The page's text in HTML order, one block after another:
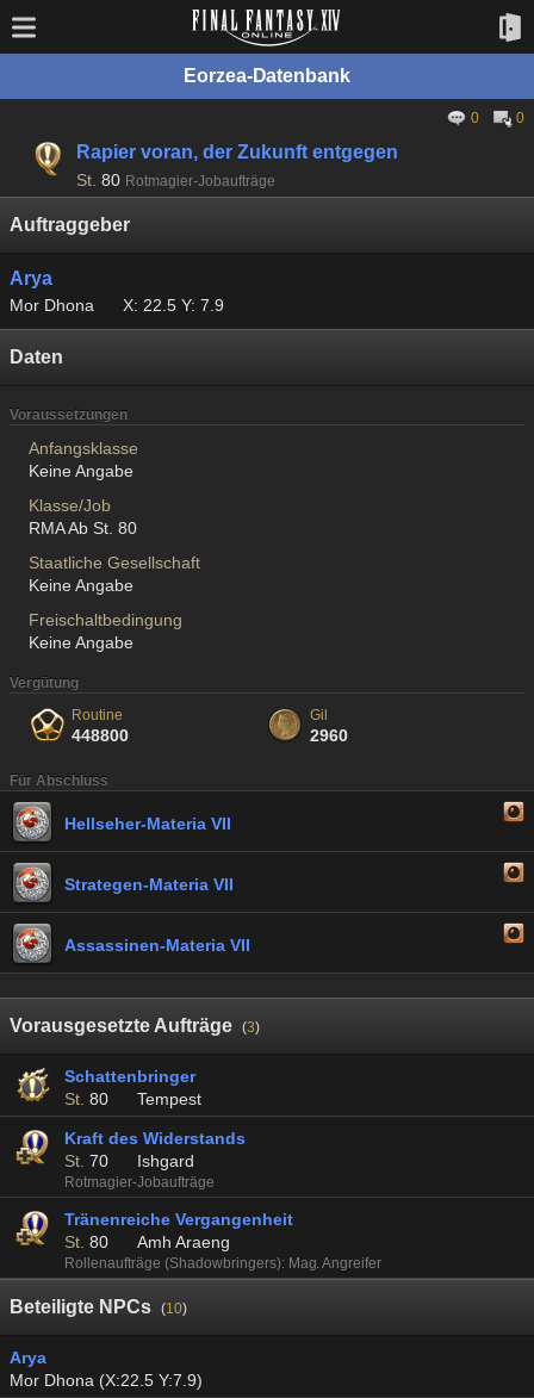
Eorzea-Datenbank
0 0
Rapier voran, der Zukunft entgegen
St. 80 Rotmagier-Jobaufträge
Auftraggeber
Arya
Mor Dhona X: 22.5 Y: 7.9
Daten
Voraussetzungen
Anfangsklasse
Keine Angabe
Klasse/Job
RMA Ab St. 80
Staatliche Gesellschaft
Keine Angabe
Freischaltbedingung
Keine Angabe
Vergütung
Routine
448800
Gil
2960
Für Abschluss
Hellseher-Materia VII
Strategen-Materia VII
Assassinen-Materia VII
Vorausgesetzte Aufträge (3)
Schattenbringer
St. 80 Tempest
Kraft des Widerstands
St. 70 Ishgard
Rotmagier-Jobaufträge
Tränenreiche Vergangenheit
St. 80 Amh Araeng
Rollenaufträge (Shadowbringers): Mag. Angreifer
Beteiligte NPCs (10)
Arya
Mor Dhona (X:22.5 Y:7.9)